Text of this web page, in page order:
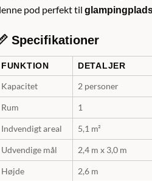
pod perfekt til
Specifikationer
FUNKTION DETALJER
Kapacitet 2 personer
Rum 1
Indvendigt areal 5,1 m²
Udvendige mål 2,4 m x 3,0 m
Højde 2,6 m